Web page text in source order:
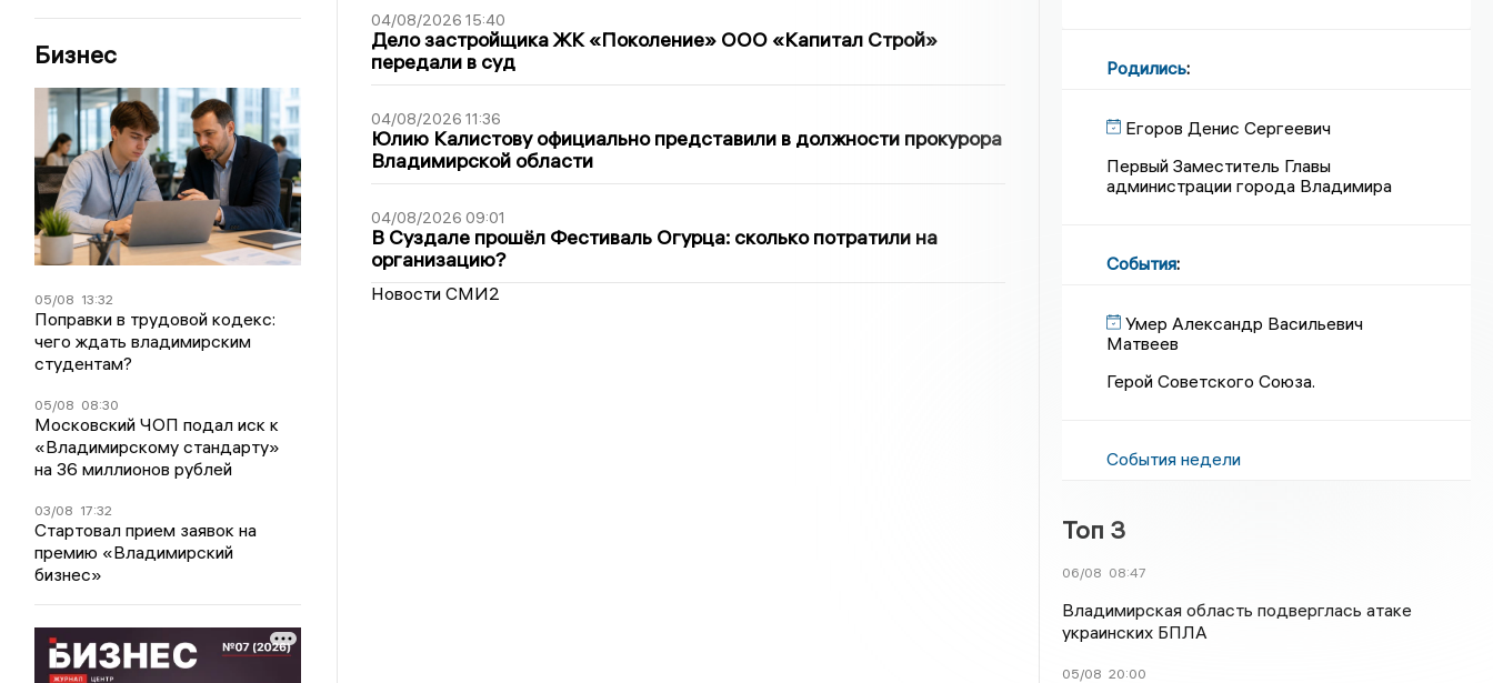
Бизнес
05/08 13:32
Поправки в трудовой кодекс:
чего ждать владимирским
студентам?
05/08 08:30
Московский ЧОП подал иск к
«Владимирскому стандарту»
на 36 миллионов рублей
03/08 17:32
Стартовал прием заявок на
премию «Владимирский
бизнес»
04/08/2026 15:40
Дело застройщика ЖК «Поколение» ООО «Капитал Строй»
передали в суд
04/08/2026 11:36
Юлию Калистову официально представили в должности прокурора
Владимирской области
04/08/2026 09:01
В Суздале прошёл Фестиваль Огурца: сколько потратили на
организацию?
Новости СМИ2
Родились:
Егоров Денис Сергеевич
Первый Заместитель Главы
администрации города Владимира
События:
Умер Александр Васильевич
Матвеев
Герой Советского Союза.
События недели
Топ 3
06/08 08:47
Владимирская область подверглась атаке
украинских БПЛА
05/08 20:00